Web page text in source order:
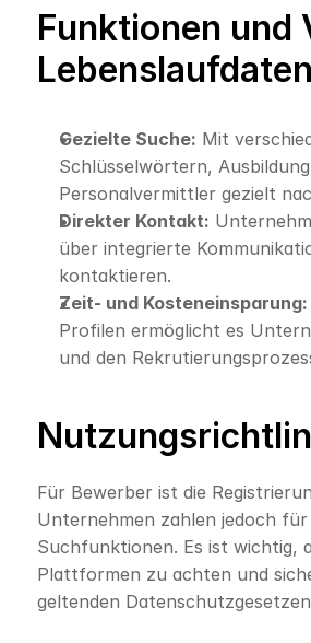
Funktionen und
Gezielte Suche: Mit
Schlüsselwörtern,
Personalvermittler gezielt
Direkter Kontakt:
über integrierte
kontaktieren.
Zeit- und Kosteneinsparung:
Profilen ermöglicht es
und den
Für Bewerber ist die
Unternehmen zahlen jedoch
Suchfunktionen. Es ist wichtig,
Plattformen zu achten und
geltenden